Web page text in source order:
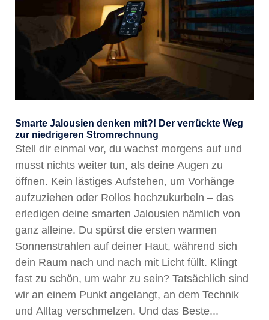
Smarte Jalousien denken mit?! Der verrückte Weg
zur niedrigeren Stromrechnung
Stell dir einmal vor, du wachst morgens auf und
musst nichts weiter tun, als deine Augen zu
öffnen. Kein lästiges Aufstehen, um Vorhänge
aufzuziehen oder Rollos hochzukurbeln – das
erledigen deine smarten Jalousien nämlich von
ganz alleine. Du spürst die ersten warmen
Sonnenstrahlen auf deiner Haut, während sich
dein Raum nach und nach mit Licht füllt. Klingt
fast zu schön, um wahr zu sein? Tatsächlich sind
wir an einem Punkt angelangt, an dem Technik
und Alltag verschmelzen. Und das Beste...